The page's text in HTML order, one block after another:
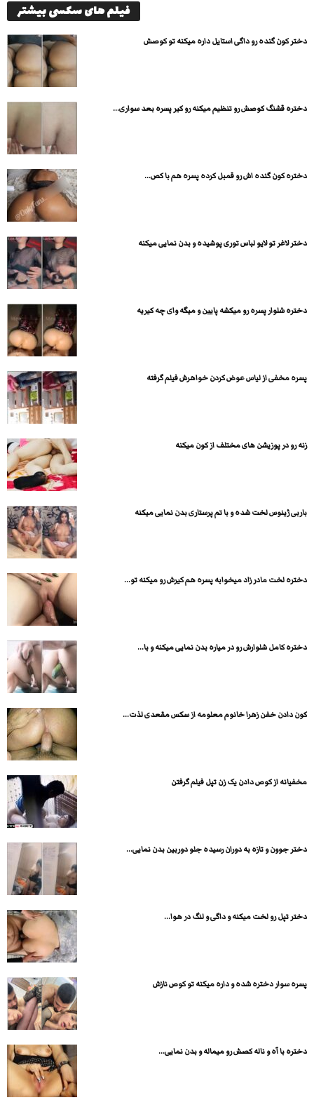
فیلم های سکسی بیشتر
دختر کون گنده رو داگی استایل داره میکنه تو کوصش
دختره قشنگ کوصش رو تنظیم میکنه رو کیر پسره بعد سواری...
دختره کون گنده اش رو قمبل کرده پسره هم با کص...
دختر لاغر تو لایو لباس توری پوشیده و بدن نمایی میکنه
دختره شلوار پسره رو میکشه پایین و میگه وای چه کیریه
پسره مخفی از لیاس عوض کردن خواهرش فیلم گرفته
زنه رو در پوزیشن های مختلف از کون میکنه
باربی ژینوس لخت شده و با تم پرستاری بدن نمایی میکنه
دختره لخت مادر زاد میخوابه پسره هم کیرش رو میکنه تو...
دختره کامل شلوارش رو در میاره بدن نمایی میکنه و با...
کون دادن خفن زهرا خانوم معلومه از سکس مقعدی لذت...
مخفیانه از کوص دادن یک زن تپل فیلم گرفتن
دختر جوون و تازه به دوران رسیده جلو دوربین بدن نمایی...
دختر تپل رو لخت میکنه و داگی و لنگ در هوا...
پسره سوار دختره شده و داره میکنه تو کوص نازش
دختره با آه و ناله کصش رو میماله و بدن نمایی...